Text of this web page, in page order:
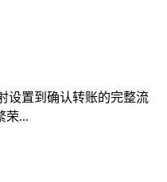
设置到确认转账的完整流
荣...